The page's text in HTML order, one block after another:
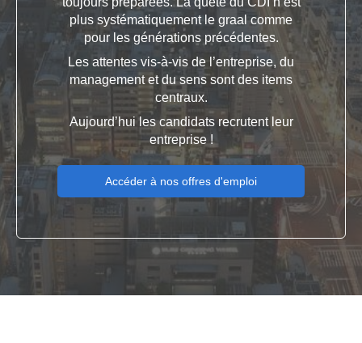
plus systématiquement le graal comme
pour les générations précédentes.
Les attentes vis-à-vis de l’entreprise, du
management et du sens sont des items
centraux.
Aujourd’hui les candidats recrutent leur
entreprise !
Accéder à nos offres d'emploi